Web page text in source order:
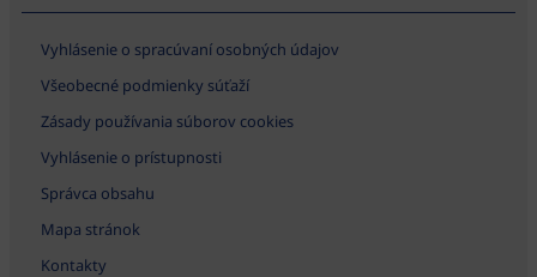
Vyhlásenie o spracúvaní osobných údajov
Všeobecné podmienky súťaží
Zásady používania súborov cookies
Vyhlásenie o prístupnosti
Správca obsahu
Mapa stránok
Kontakty